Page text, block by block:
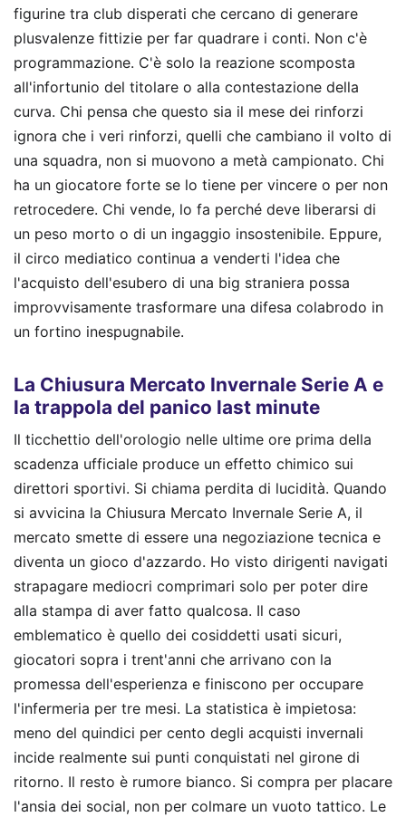
figurine tra club disperati che cercano di generare
plusvalenze fittizie per far quadrare i conti. Non c'è
programmazione. C'è solo la reazione scomposta
all'infortunio del titolare o alla contestazione della
curva. Chi pensa che questo sia il mese dei rinforzi
ignora che i veri rinforzi, quelli che cambiano il volto di
una squadra, non si muovono a metà campionato. Chi
ha un giocatore forte se lo tiene per vincere o per non
retrocedere. Chi vende, lo fa perché deve liberarsi di
un peso morto o di un ingaggio insostenibile. Eppure,
il circo mediatico continua a venderti l'idea che
l'acquisto dell'esubero di una big straniera possa
improvvisamente trasformare una difesa colabrodo in
un fortino inespugnabile.
La Chiusura Mercato Invernale Serie A e
la trappola del panico last minute
Il ticchettio dell'orologio nelle ultime ore prima della
scadenza ufficiale produce un effetto chimico sui
direttori sportivi. Si chiama perdita di lucidità. Quando
si avvicina la Chiusura Mercato Invernale Serie A, il
mercato smette di essere una negoziazione tecnica e
diventa un gioco d'azzardo. Ho visto dirigenti navigati
strapagare mediocri comprimari solo per poter dire
alla stampa di aver fatto qualcosa. Il caso
emblematico è quello dei cosiddetti usati sicuri,
giocatori sopra i trent'anni che arrivano con la
promessa dell'esperienza e finiscono per occupare
l'infermeria per tre mesi. La statistica è impietosa:
meno del quindici per cento degli acquisti invernali
incide realmente sui punti conquistati nel girone di
ritorno. Il resto è rumore bianco. Si compra per placare
l'ansia dei social, non per colmare un vuoto tattico. Le